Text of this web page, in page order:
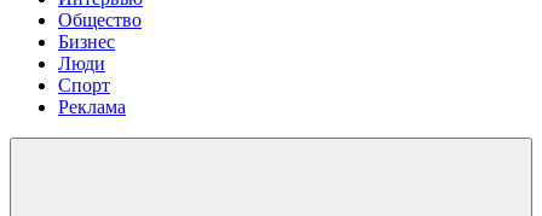
Общество
Бизнес
Люди
Спорт
Реклама